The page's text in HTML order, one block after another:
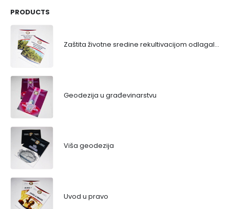
PRODUCTS
Zaštita životne sredine rekultivacijom odlagališta
Geodezija u građevinarstvu
Viša geodezija
Uvod u pravo